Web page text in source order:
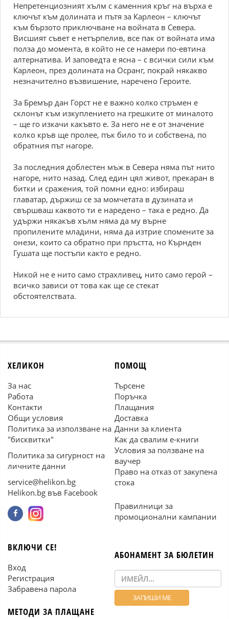
Непретенциозният хълм с каменния кръг на върха е
ключът към долината и пътя за Карлеон – ключът
към бързото приключване на войната в Севера.
Висшият съвет е нетърпелив, все пак от войната има
полза до момента, в който не се намери по-евтина
алтернатива. И заповедта е ясна – с всички сили към
Карлеон, през долината на Осранг, покрай някакво
незначително възвишение, наречено Героите.
За Бремър дан Горст не е важно колко стръмен е
склонът към изкуплението на грешките от миналото
– ще го изкачи какъвто е. За него не е от значение
колко кръв ще пролее, пък било то и собствена, по
обратния път нагоре.
За последния доблестен мъж в Севера няма път нито
нагоре, нито назад. След един цял живот, прекаран в
битки и сражения, той помни едно: избираш
главатар, държиш се за момчетата в дузината и
свършваш каквото ти е наредено – така е редно. Да
удържи някакъв хълм няма да му върне
пропилените младини, няма да изтрие спомените за
онези, които са обратно при пръстта, но Кърнден
Гушата ще постъпи както е редно.
Никой не е нито само страхливец, нито само герой –
всичко зависи от това как ще се стекат
обстоятелствата.
ХЕЛИКОН
За нас
Работа
Контакти
Общи условия
Политика за използване на
"бисквитки"
Политика за сигурност на
личните данни
service@helikon.bg
Helikon.bg във Facebook
ПОМОЩ
Търсене
Поръчка
Плащания
Доставка
Данни за клиента
Как да свалим е-книги
Условия за ползване на
ваучер
Право на отказ от закупена
стока
Правилници за
промоционални кампании
ВКЛЮЧИ СЕ!
Вход
Регистрация
Забравена парола
МЕТОДИ ЗА ПЛАЩАНЕ
АБОНАМЕНТ ЗА БЮЛЕТИН